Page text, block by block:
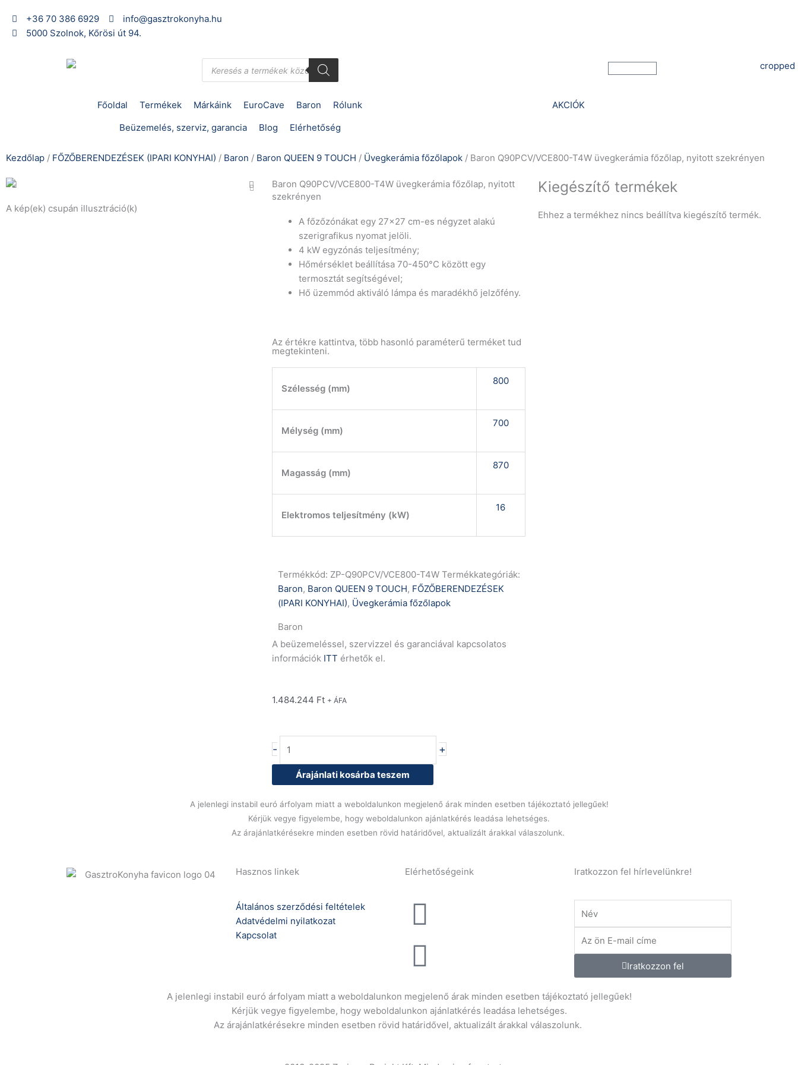
content
+36 70 386 6929
info@gasztrokonyha.hu
5000 Szolnok, Kőrösi út 94.
Products
search Kosár
Főoldal Termékek Márkáink EuroCave Baron
Rólunk
Beüzemelés, szerviz, garancia
Blog Elérhetőség
AKCIÓK
Kezdőlap / FŐZŐBERENDEZÉSEK (IPARI KONYHAI) / Baron / Baron QUEEN 9 TOUCH / Üvegkerámia főzőlapok / Baron Q90PCV/VCE800-T4W üvegkerámia főzőlap, nyitott szekrényen
A kép(ek) csupán illusztráció(k)
Baron Q90PCV/VCE800-T4W üvegkerámia főzőlap, nyitott
szekrényen
A főzőzónákat egy 27×27 cm-es négyzet alakú
szerigrafikus nyomat jelöli.
4 kW egyzónás teljesítmény;
Hőmérséklet beállítása 70-450°C között egy
termosztát segítségével;
Hő üzemmód aktiváló lámpa és maradékhő jelzőfény.
Az értékre kattintva, több hasonló paraméterű terméket tud
megtekinteni.
Szélesség (mm)
800
Mélység (mm)
700
Magasság (mm)
870
Elektromos teljesítmény (kW)
16
Termékkód: ZP-Q90PCV/VCE800-T4W Termékkategóriák:
Baron, Baron QUEEN 9 TOUCH, FŐZŐBERENDEZÉSEK
(IPARI KONYHAI), Üvegkerámia főzőlapok
Baron
A beüzemeléssel, szervizzel és garanciával kapcsolatos
információk ITT érhetők el.
1.484.244 Ft + ÁFA
-
Q90PCV/VCE800-
T4W
üvegkerámia
főzőlap,
nyitott
szekrényen
+
Árajánlati kosárba teszem
Kiegészítő termékek
Ehhez a termékhez nincs beállítva kiegészítő termék.
A jelenlegi instabil euró árfolyam miatt a weboldalunkon megjelenő árak minden esetben tájékoztató jellegűek!
Kérjük vegye figyelembe, hogy weboldalunkon ajánlatkérés leadása lehetséges.
Az árajánlatkérésekre minden esetben rövid határidővel, aktualizált árakkal válaszolunk.
Hasznos linkek
Általános szerződési feltételek
Adatvédelmi nyilatkozat
Kapcsolat
Elérhetőségeink Iratkozzon fel hírlevelünkre!
mail
Iratkozzon fel
A jelenlegi instabil euró árfolyam miatt a weboldalunkon megjelenő árak minden esetben tájékoztató jellegűek!
Kérjük vegye figyelembe, hogy weboldalunkon ajánlatkérés leadása lehetséges.
Az árajánlatkérésekre minden esetben rövid határidővel, aktualizált árakkal válaszolunk.